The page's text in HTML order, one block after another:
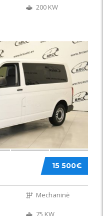
200 KW
15 500€
Mechaninė
75 KW